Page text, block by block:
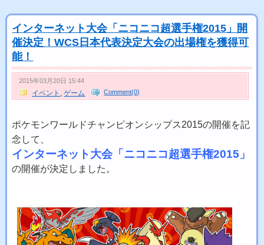
インターネット大会「ニコニコ超選手権2015」開
催決定！WCS日本代表決定大会の出場権を獲得可
能！
2015年03月20日 15:44
イベント ,ゲーム Comment(0)
ポケモンワールドチャンピオンシップス2015の開催を記
念して、
インターネット大会「ニコニコ超選手権2015」
の開催が決定しました。